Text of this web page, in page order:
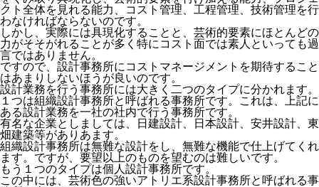
クト全体を見れる能力、コスト管理、工程管理、技術管理を行
わなければならないのです。
しかし、実際には具現化することと、芸術的要素にほとんどの
力がそそがれることが多く特にコスト面では素人といっても過
言ではありません。
ですので、設計事務所にコストマネージメントを期待すること
はあまりしないほうが良いのです。
設計業務を行う事務所には大きく二つのタイプに分かれます。
１つは組織設計事務所と呼ばれる事務所です。これは、上記に
ある設計業務を一社の社内で行う事務所です。
有名な企業としましては、日建設計、日本設計、安井設計、東
畑建築等がありあます。
組織設計事務所は無難な設計をし、無難な機能で仕上げてくれ
ます。ですが、要望以上のものを望むのは難しいです。
もう１つのタイプは個人設計事務所です。
この中には、芸術色の強いアトリエ系設計事務所と呼ばれる事